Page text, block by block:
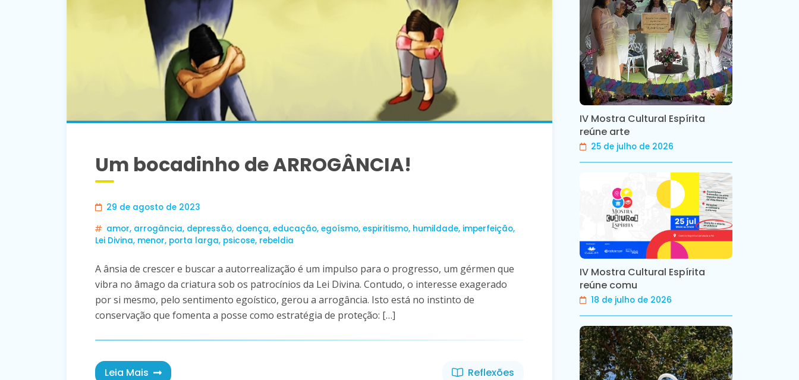
Um bocadinho de ARROGÂNCIA!
29 de agosto de 2023
amor, arrogância, depressão, doença, educação, egoísmo, espiritismo, humildade, imperfeição,
Lei Divina, menor, porta larga, psicose, rebeldia
A ânsia de crescer e buscar a autorrealização é um impulso para o progresso, um gérmen que
vibra no âmago da criatura sob os patrocínios da Lei Divina. Contudo, o interesse exagerado
por si mesmo, pelo sentimento egoístico, gerou a arrogância. Isto está no instinto de
conservação que fomenta a posse como estratégia de proteção: […]
Leia Mais Reflexões
IV Mostra Cultural Espírita
reúne arte
25 de julho de 2026
IV Mostra Cultural Espírita
reúne comu
18 de julho de 2026